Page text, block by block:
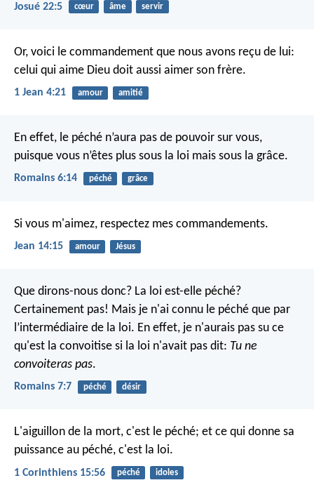
Josué 22:5 cœur âme servir
Or, voici le commandement que nous avons reçu de lui:
celui qui aime Dieu doit aussi aimer son frère.
1 Jean 4:21 amour amitié
En effet, le péché n’aura pas de pouvoir sur vous,
puisque vous n’êtes plus sous la loi mais sous la grâce.
Romains 6:14 péché grâce
Si vous m'aimez, respectez mes commandements.
Jean 14:15 amour Jésus
Que dirons-nous donc? La loi est-elle péché?
Certainement pas! Mais je n'ai connu le péché que par
l’intermédiaire de la loi. En effet, je n'aurais pas su ce
qu'est la convoitise si la loi n'avait pas dit: Tu ne
convoiteras pas.
Romains 7:7 péché désir
L'aiguillon de la mort, c'est le péché; et ce qui donne sa
puissance au péché, c'est la loi.
1 Corinthiens 15:56 péché idoles